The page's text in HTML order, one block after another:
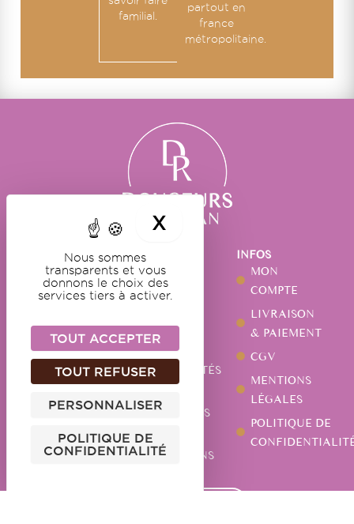
familial.
partout en
france
métropolitaine.
DOUCEURS
GUIMAUVES
CHOCOLATS
PÂTES DE
FRUITS
AUTRES
NOTRE
MAISON
NOTRE
HISTOIRE
NOTRE
ATELIER
ACTUALITÉS
MAGASINS
VOS
QUESTIONS
INFOS
MON
COMPTE
LIVRAISON
& PAIEMENT
CGV
MENTIONS
LÉGALES
POLITIQUE DE
Nous sommes
transparents et vous
donnons le choix des
services tiers à activer.
TOUT ACCEPTER
TOUT REFUSER
PERSONNALISER
POLITIQUE DE
CONFIDENTIALITÉ
X MASQUER LE